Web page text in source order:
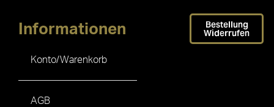
Informationen
Konto/Warenkorb
AGB
Bestellung
Widerrufen